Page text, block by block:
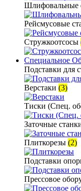
Шлифовальные
Рейсмусовые
Стружкоотсосы
Специальное
Подставки для
Верстаки (3)
Тиски (Спец.
Заточные
Плиткорезы (2)
Подставки
Прессовое